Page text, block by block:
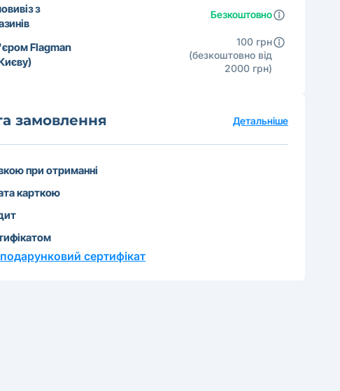
з
Безкоштовно
Flagman
100 грн
(безкоштовно від
2000 грн)
замовлення Детальніше
при отриманні
карткою
сертифікат